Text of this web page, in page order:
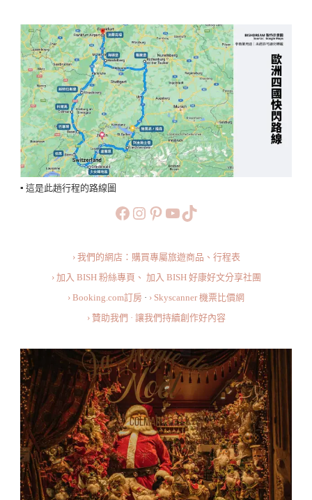
紀
錄
·
每
日
隨
筆
與
時
錄
Travel
Journal:
Europe
Market
▪️ 這是此趟行程的路線圖
https://www.facebook.com/
https://
https://
旅行美食小短片TikTok
› 我們的網店：購買專屬旅遊商品、行程表
› 加入 BISH 粉絲專頁、 加入 BISH 好康好文分享社團
› Booking.com訂房 · › Skyscanner 機票比價網
› 贊助我們 · 讓我們持續創作好內容